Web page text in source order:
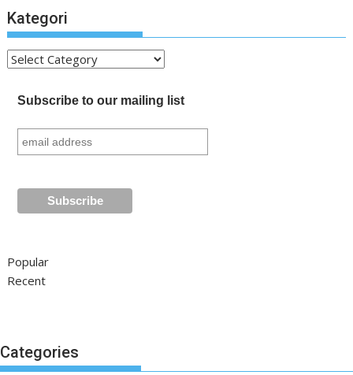
Kategori
Kategori
Subscribe to our mailing list
Popular
Recent
Categories